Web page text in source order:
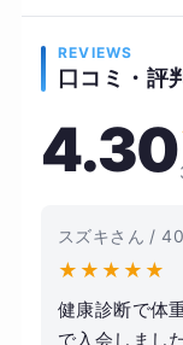
REVIEWS
口コミ・評
4.30
スズキさん /
★ ★ ★ ★ ★
健康診断で体
で入会しまし